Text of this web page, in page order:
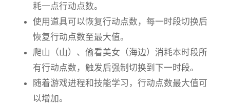
耗一点行动点数。
使用道具可以恢复行动点数，每一时段切换后
恢复行动点数至最大值。
爬山（山）、偷看美女（海边）消耗本时段所
有行动点数，触发后强制切换到下一时段。
随着游戏进程和技能学习，行动点数最大值可
以增加。